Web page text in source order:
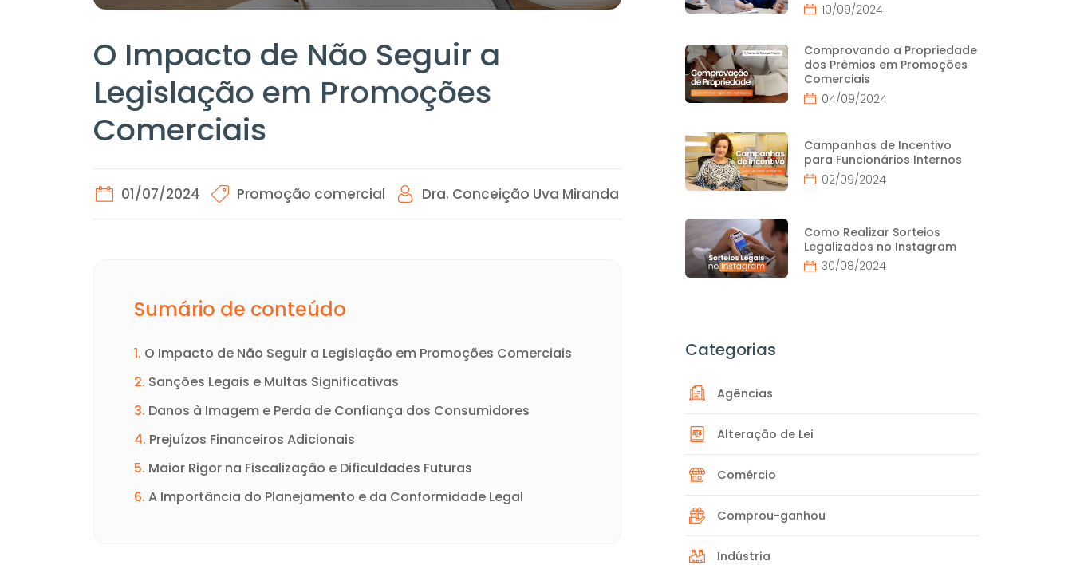
O Impacto de Não Seguir a
Legislação em Promoções
Comerciais
01/07/2024 Promoção comercial Dra. Conceição Uva Miranda
Sumário de conteúdo
1. O Impacto de Não Seguir a Legislação em Promoções Comerciais
2. Sanções Legais e Multas Significativas
3. Danos à Imagem e Perda de Confiança dos Consumidores
4. Prejuízos Financeiros Adicionais
5. Maior Rigor na Fiscalização e Dificuldades Futuras
6. A Importância do Planejamento e da Conformidade Legal
10/09/2024
Comprovando a Propriedade
dos Prêmios em Promoções
Comerciais
04/09/2024
Campanhas de Incentivo
para Funcionários Internos
02/09/2024
Como Realizar Sorteios
Legalizados no Instagram
30/08/2024
Categorias
Agências
Alteração de Lei
Comércio
Comprou-ganhou
Indústria